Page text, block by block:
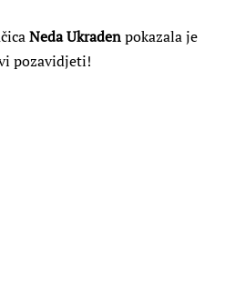
Neda Ukradenpokazala je
pozavidjeti!